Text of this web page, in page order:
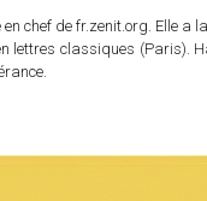
chef de fr.zenit.org. Elle a
lettres classiques (Paris).